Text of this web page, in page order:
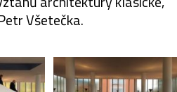
Všetečka.